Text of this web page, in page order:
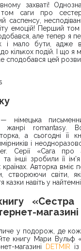
захваті!
саги про
саспенсу,
емоцій! Перший том
але тепер я
і мало бути, адже
кількох подій. І що я
сподобався цей
romantasy.
а сьогодні її
і
Серії «Сага про
та інші зробили її
країнах. Авторка вміє
створюючи світи,
казки навіть у
«Сестра
магазині
у подорож, де
книгу Мари Вульф
магазині
DETMIR